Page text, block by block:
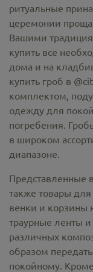
ритуальные
церемонии
Вашими
купить все
дома и на
купить гроб в
комплектом,
одежду для
погребения.
в широком
диапазоне.
Представленные
также товары
венки и корзины
траурные ленты
различных
образом
покойному.